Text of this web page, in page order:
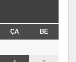
BE
ÇA